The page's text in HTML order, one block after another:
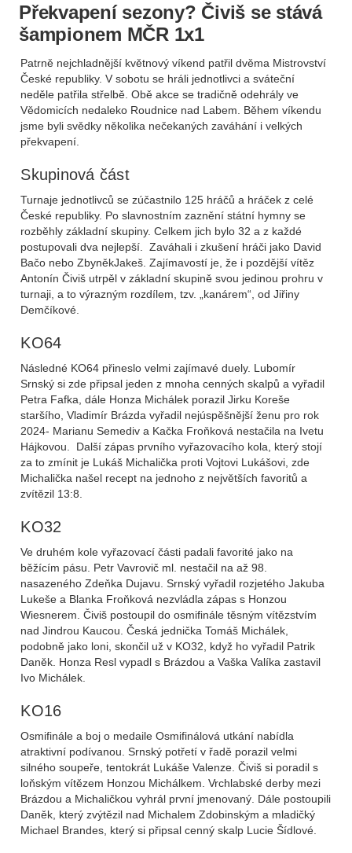
Překvapení sezony? Čiviš se stává
šampionem MČR 1x1
Patrně nejchladnější květnový víkend patřil dvěma Mistrovství
České republiky. V sobotu se hráli jednotlivci a sváteční
neděle patřila střelbě. Obě akce se tradičně odehrály ve
Vědomicích nedaleko Roudnice nad Labem. Během víkendu
jsme byli svědky několika nečekaných zaváhání i velkých
překvapení.
Skupinová část
Turnaje jednotlivců se zúčastnilo 125 hráčů a hráček z celé
České republiky. Po slavnostním zaznění státní hymny se
rozběhly základní skupiny. Celkem jich bylo 32 a z každé
postupovali dva nejlepší. Zaváhali i zkušení hráči jako David
Bačo nebo ZbyněkJakeš. Zajímavostí je, že i pozdější vítěz
Antonín Čiviš utrpěl v základní skupině svou jedinou prohru v
turnaji, a to výrazným rozdílem, tzv. „kanárem“, od Jiřiny
Demčíkové.
KO64
Následné KO64 přineslo velmi zajímavé duely. Lubomír
Srnský si zde připsal jeden z mnoha cenných skalpů a vyřadil
Petra Fafka, dále Honza Michálek porazil Jirku Koreše
staršího, Vladimír Brázda vyřadil nejúspěšnější ženu pro rok
2024- Marianu Semediv a Kačka Froňková nestačila na Ivetu
Hájkovou. Další zápas prvního vyřazovacího kola, který stojí
za to zmínit je Lukáš Michalička proti Vojtovi Lukášovi, zde
Michalička našel recept na jednoho z největších favoritů a
zvítězil 13:8.
KO32
Ve druhém kole vyřazovací části padali favorité jako na
běžícím pásu. Petr Vavrovič ml. nestačil na až 98.
nasazeného Zdeňka Dujavu. Srnský vyřadil rozjetého Jakuba
Lukeše a Blanka Froňková nezvládla zápas s Honzou
Wiesnerem. Čiviš postoupil do osmifinále těsným vítězstvím
nad Jindrou Kaucou. Česká jednička Tomáš Michálek,
podobně jako loni, skončil už v KO32, když ho vyřadil Patrik
Daněk. Honza Resl vypadl s Brázdou a Vaška Valíka zastavil
Ivo Michálek.
KO16
Osmifinále a boj o medaile Osmifinálová utkání nabídla
atraktivní podívanou. Srnský potřetí v řadě porazil velmi
silného soupeře, tentokrát Lukáše Valenze. Čiviš si poradil s
loňským vítězem Honzou Michálkem. Vrchlabské derby mezi
Brázdou a Michaličkou vyhrál první jmenovaný. Dále postoupili
Daněk, který zvýtězil nad Michalem Zdobinským a mladičký
Michael Brandes, který si připsal cenný skalp Lucie Šídlové.